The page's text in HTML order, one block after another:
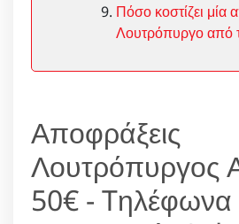
Πόσο κοστίζει μία
Λουτρόπυργο από
Αποφράξεις
Λουτρόπυργος
50€ - Tηλέφωνα